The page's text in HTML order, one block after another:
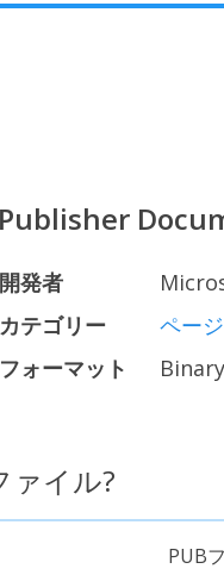
Publisher
開発者
カテゴリー
ペー
フォーマット
Binary
ァイル?
PUB